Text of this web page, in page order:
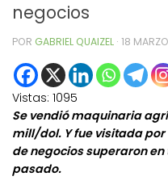
negocios
POR GABRIEL QUAIZEL · 18
Vistas: 1095
Se vendió maquinaria
mill/dol. Y fue visitada por
de negocios superaron
pasado.